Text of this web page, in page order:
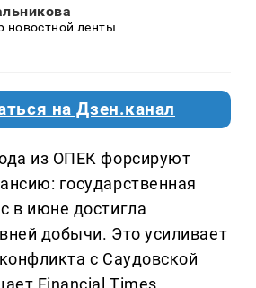
новостной ленты
на Дзен.канал
из ОПЕК форсируют
государственная
в июне достигла
добычи. Это усиливает
с Саудовской
Financial Times.